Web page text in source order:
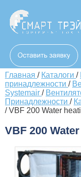
Главная / Каталоги /
принадлежности /
Systemair /
Принадлежности /
/VBF 200 Water
VBF 200